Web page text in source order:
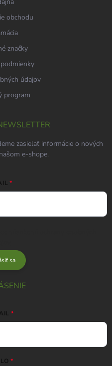
obchodu
značky
údajov
program
zasielať informácie o nových
e-shope.
sa